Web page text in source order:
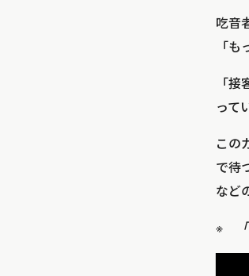
吃音
「
「
って
この
で待
など
※ 「